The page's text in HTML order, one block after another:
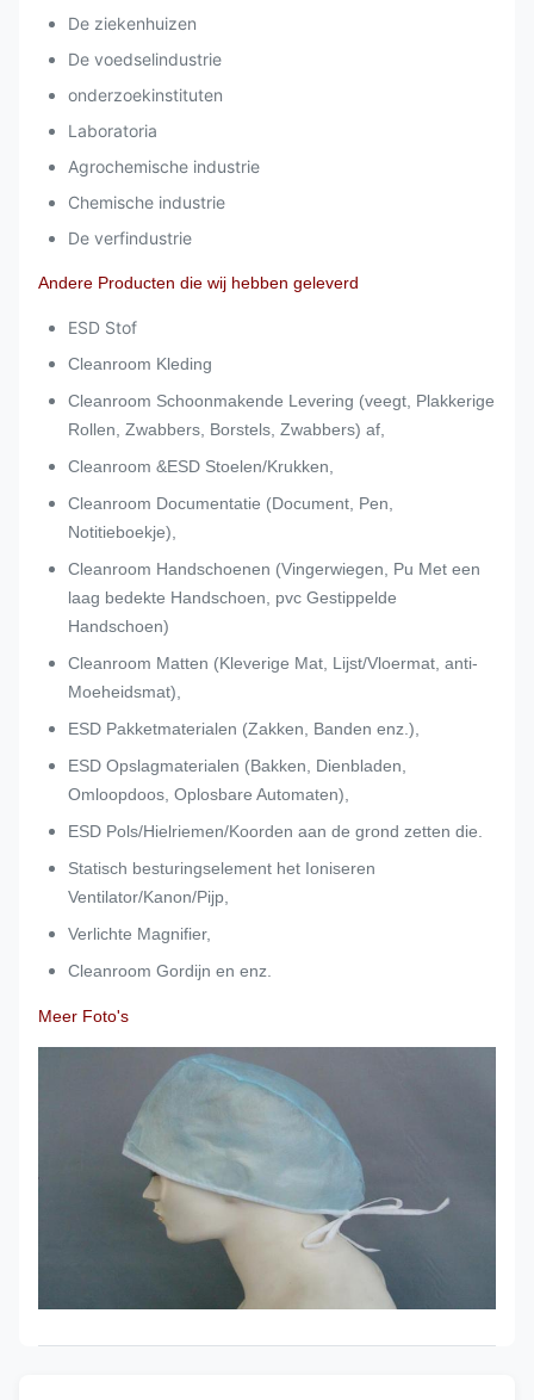
De ziekenhuizen
De voedselindustrie
onderzoekinstituten
Laboratoria
Agrochemische industrie
Chemische industrie
De verfindustrie
Andere Producten die wij hebben geleverd
ESD Stof
Cleanroom Kleding
Cleanroom Schoonmakende Levering (veegt, Plakkerige
Rollen, Zwabbers, Borstels, Zwabbers) af,
Cleanroom &ESD Stoelen/Krukken,
Cleanroom Documentatie (Document, Pen,
Notitieboekje),
Cleanroom Handschoenen (Vingerwiegen, Pu Met een
laag bedekte Handschoen, pvc Gestippelde
Handschoen)
Cleanroom Matten (Kleverige Mat, Lijst/Vloermat, anti-
Moeheidsmat),
ESD Pakketmaterialen (Zakken, Banden enz.),
ESD Opslagmaterialen (Bakken, Dienbladen,
Omloopdoos, Oplosbare Automaten),
ESD Pols/Hielriemen/Koorden aan de grond zetten die.
Statisch besturingselement het Ioniseren
Ventilator/Kanon/Pijp,
Verlichte Magnifier,
Cleanroom Gordijn en enz.
Meer Foto's